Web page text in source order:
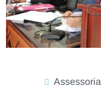
Assessoria